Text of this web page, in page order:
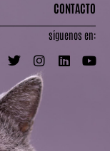
CONTACTO
síguenos en: